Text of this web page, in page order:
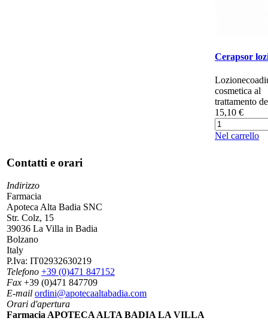
Cerapsor
cosmetica al
trattamento
15,10 €
Nel carrello
Contatti e orari
Indirizzo
Farmacia
Apoteca Alta Badia SNC
Str. Colz, 15
39036 La Villa in Badia
Bolzano
Italy
P.Iva: IT02932630219
Telefono +39 (0)471 847152
Fax +39 (0)471 847709
E-mail ordini@apotecaaltabadia.com
Orari d'apertura
Farmacia APOTECA ALTA BADIA LA VILLA